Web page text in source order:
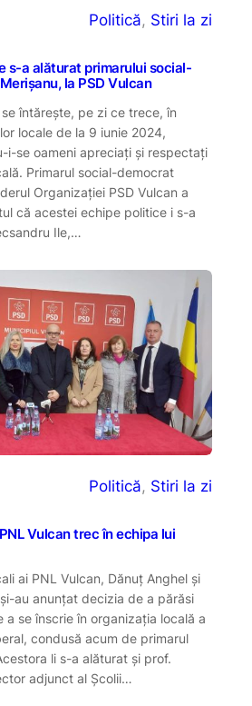
Politică, Stiri la zi
s-a alăturat primarului social-
la PSD Vulcan
întărește, pe zi ce trece, în
locale de la 9 iunie 2024,
i-se oameni apreciați și respectați
Primarul social-democrat
Organizației PSD Vulcan a
că acestei echipe politice i s-a
Ile,…
Politică, Stiri la zi
Vulcan trec în echipa lui
ai PNL Vulcan, Dănuț Anghel și
au anunțat decizia de a părăsi
a se înscrie în organizația locală a
condusă acum de primarul
li s-a alăturat și prof.
adjunct al Școlii…